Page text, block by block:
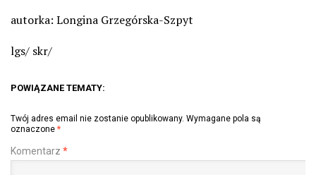
autorka: Longina Grzegórska-Szpyt
lgs/ skr/
POWIĄZANE TEMATY:
Twój adres email nie zostanie opublikowany. Wymagane pola są
oznaczone *
Komentarz *